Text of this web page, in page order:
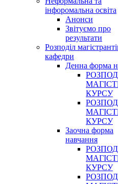
інфоромальна освіта
Анонси
Звітуємо про
результати
Розподіл
кафедри
Денна форма
КУРСУ
КУРСУ
Заочна форма
навчання
КУРСУ